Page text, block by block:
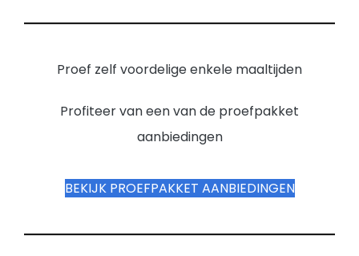
Proef zelf voordelige enkele maaltijden
Profiteer van een van de proefpakket
aanbiedingen
BEKIJK PROEFPAKKET AANBIEDINGEN